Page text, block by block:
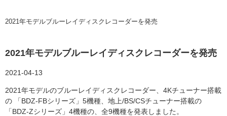
2021年モデルブルーレイディスクレコーダーを発売
2021年モデルブルーレイディスクレコーダーを発売
2021-04-13
2021年モデルのブルーレイディスクレコーダー、4Kチューナー搭載
の 「BDZ-FBシリーズ」5機種、地上/BS/CSチューナー搭載の
「BDZ-Zシリーズ」4機種の、全9機種を発表しました。